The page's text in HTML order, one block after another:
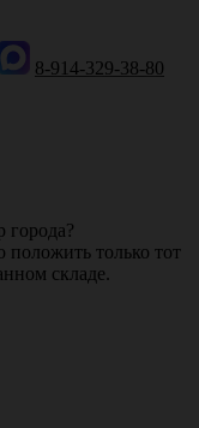
8-914-329-38-80
города?
только тот
складе.